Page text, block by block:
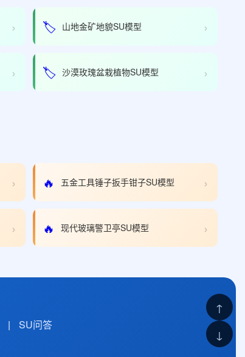
› 🏷️ 山地金矿地貌SU模型 ›
› 🏷️ 沙漠玫瑰盆栽植物SU模型 ›
› 🔥 五金工具锤子扳手钳子SU模型 ›
› 🔥 现代玻璃警卫亭SU模型 ›
| SU问答
↑
↓